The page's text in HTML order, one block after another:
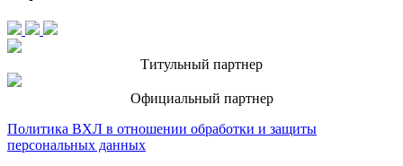
Титульный партнер
Официальный партнер
Политика ВХЛ в отношении обработки и защиты
персональных данных